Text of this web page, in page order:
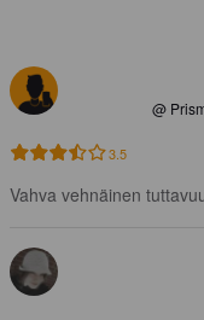
@
3.5
Vahva vehnäinen